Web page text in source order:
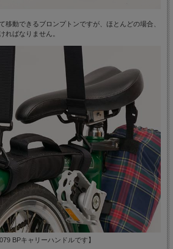
移動できるブロンプトンですが、ほとんどの場合、
ればなりません。
BPキャリーハンドルです】